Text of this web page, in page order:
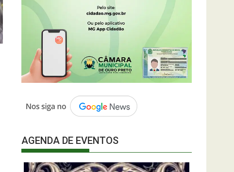
AGENDA DE EVENTOS